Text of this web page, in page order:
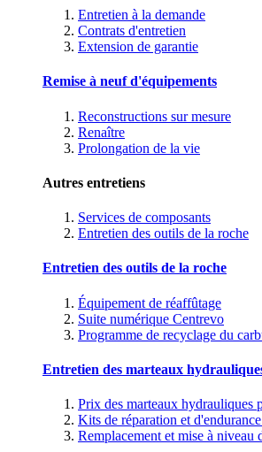
Entretien à la demande
Contrats d'entretien
Extension de garantie
Remise à neuf d'équipements
Reconstructions sur mesure
Renaître
Prolongation de la vie
Autres entretiens
Services de composants
Entretien des outils de la roche
Entretien des outils de la roche
Équipement de réaffûtage
Suite numérique Centrevo
Programme de recyclage du
Entretien des marteaux
Prix des marteaux hydrauliques
Kits de réparation et
Remplacement et mise à niveau